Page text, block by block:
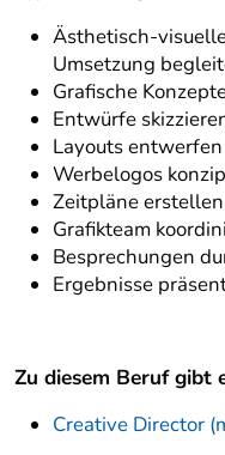
Ästhetisch-
Umsetzung
Grafische
Entwürfe
Layouts entwerfen
Werbelogos
Zeitpläne erstellen
Grafikteam
Besprechungen
Ergebnisse
Zu diesem Beruf gibt
Creative Director